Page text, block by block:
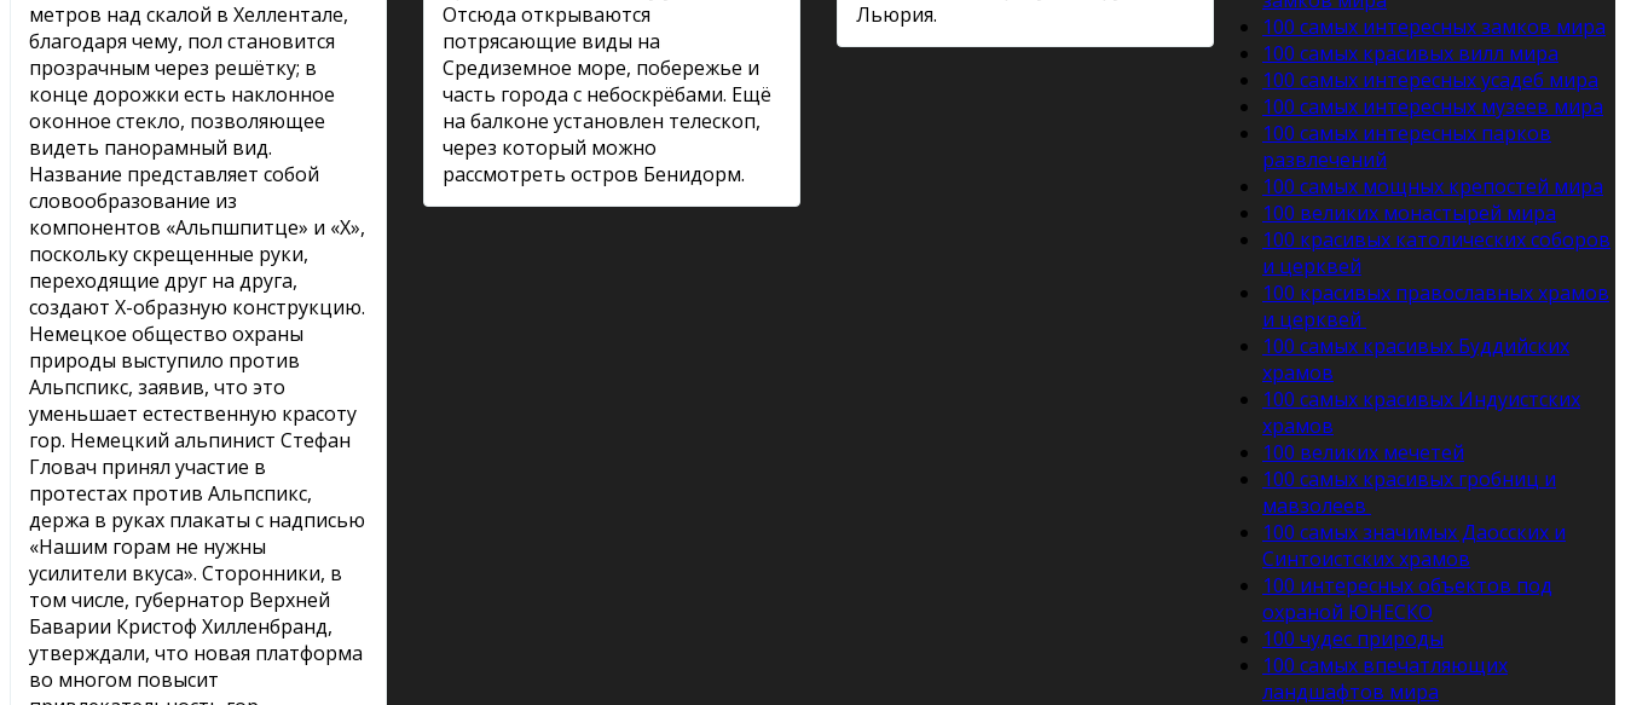
метров над скалой в Хеллентале,
благодаря чему, пол становится
прозрачным через решётку; в
конце дорожки есть наклонное
оконное стекло, позволяющее
видеть панорамный вид.
Название представляет собой
словообразование из
компонентов «Альпшпитце» и «Х»,
поскольку скрещенные руки,
переходящие друг на друга,
создают Х-образную конструкцию.
Немецкое общество охраны
природы выступило против
Альпспикс, заявив, что это
уменьшает естественную красоту
гор. Немецкий альпинист Стефан
Гловач принял участие в
протестах против Альпспикс,
держа в руках плакаты с надписью
«Нашим горам не нужны
усилители вкуса». Сторонники, в
том числе, губернатор Верхней
Баварии Кристоф Хилленбранд,
утверждали, что новая платформа
во многом повысит
Отсюда открываются
потрясающие виды на
Средиземное море, побережье и
часть города с небоскрёбами. Ещё
на балконе установлен телескоп,
через который можно
рассмотреть остров Бенидорм.
Льюрия.
100 самых интересных замков мира
100 самых красивых вилл мира
100 самых интересных усадеб мира
100 самых интересных музеев мира
100 самых интересных парков
развлечений
100 самых мощных крепостей мира
100 великих монастырей мира
100 красивых католических соборов
и церквей
100 красивых православных храмов
и церквей
100 самых красивых Буддийских
храмов
100 самых красивых Индуистских
храмов
100 великих мечетей
100 самых красивых гробниц и
мавзолеев
100 самых значимых Даосских и
Синтоистских храмов
100 интересных объектов под
охраной ЮНЕСКО
100 чудес природы
100 самых впечатляющих
ландшафтов мира